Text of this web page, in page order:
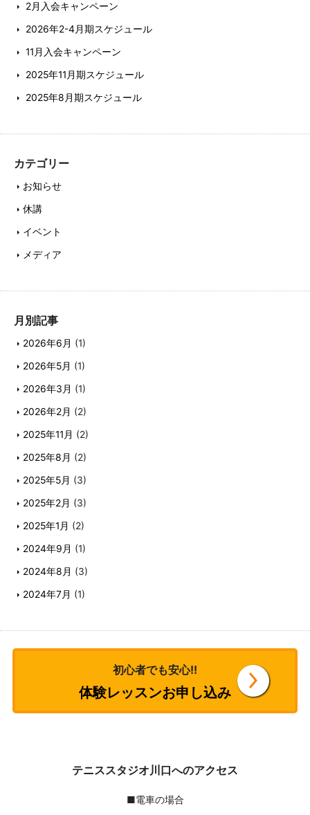
2月入会キャンペーン
2026年2-4月期スケジュール
11月入会キャンペーン
2025年11月期スケジュール
2025年8月期スケジュール
カテゴリー
お知らせ
休講
イベント
メディア
月別記事
2026年6月 (1)
2026年5月 (1)
2026年3月 (1)
2026年2月 (2)
2025年11月 (2)
2025年8月 (2)
2025年5月 (3)
2025年2月 (3)
2025年1月 (2)
2024年9月 (1)
2024年8月 (3)
2024年7月 (1)
初心者でも安心!!
体験レッスンお申し込み
テニススタジオ川口へのアクセス
■電車の場合